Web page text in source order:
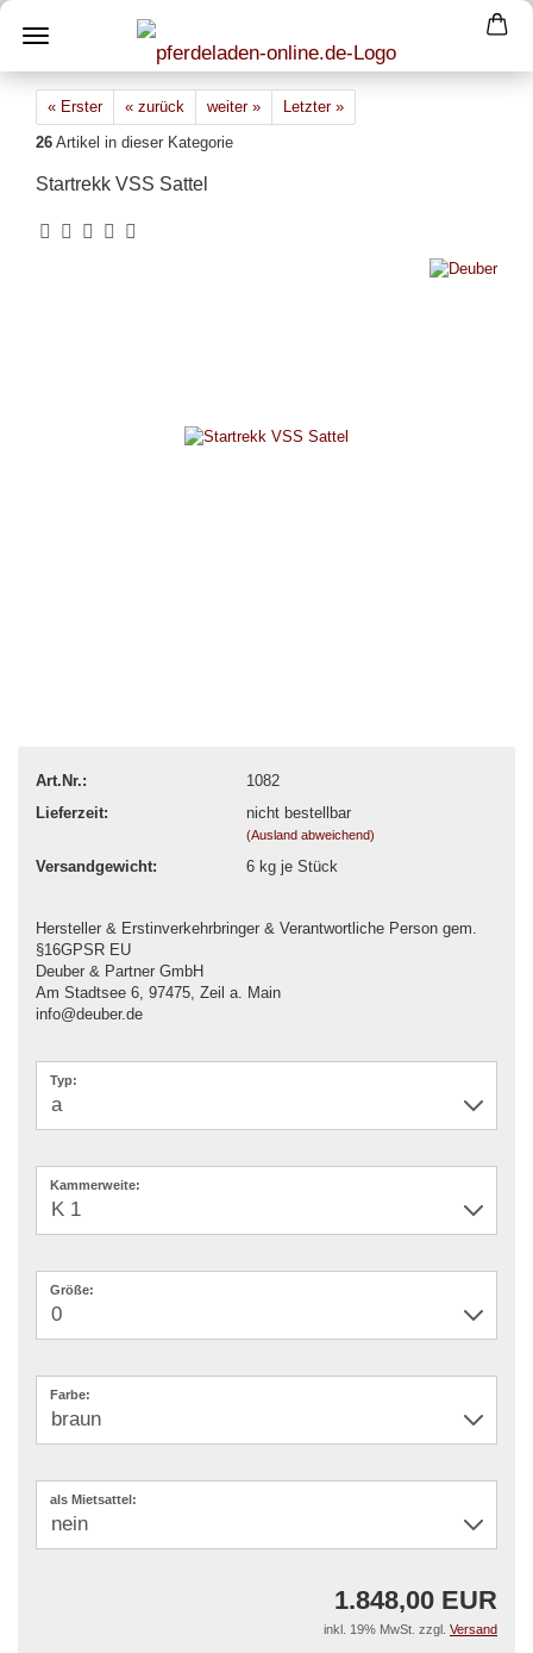
« Erster « zurück weiter »
Letzter »
26 Artikel in dieser Kategorie
Startrekk VSS Sattel
Art.Nr.:
1082
Lieferzeit:
nicht bestellbar
(Ausland abweichend)
Versandgewicht: 6kg je Stück
Hersteller & Erstinverkehrbringer & Verantwortliche Person gem.
§16GPSR EU
Deuber & Partner GmbH
Am Stadtsee 6, 97475, Zeil a. Main
info@deuber.de
Typ:
Kammerweite:
Größe:
Farbe:
als Mietsattel:
1.848,00 EUR
inkl. 19% MwSt. zzgl. Versand